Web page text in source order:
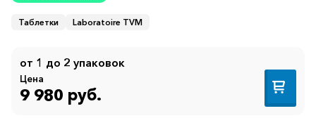
Таблетки Laboratoire TVM
от 1 до 2 упаковок
Цена
9 980 руб.